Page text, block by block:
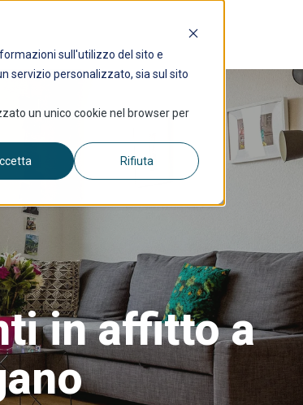
sull'utilizzo del sito e
servizio personalizzato, sia sul sito
un unico cookie nel browser per
Rifiuta
in affitto a